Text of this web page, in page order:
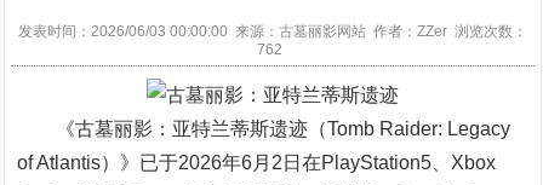
发表时间：2026/06/03 00:00:00 来源：古墓丽影网站 作者：ZZer 浏览次数：
762
《古墓丽影：亚特兰蒂斯遗迹（Tomb Raider: Legacy
of Atlantis）》已于2026年6月2日在PlayStation5、Xbox